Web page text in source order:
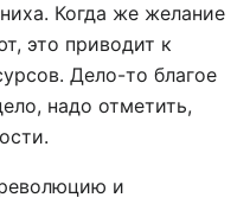
Когда же желание
это приводит к
Дело-то благое
надо отметить,
и